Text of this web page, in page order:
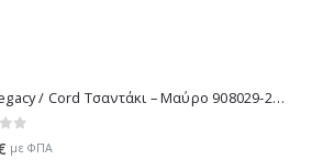
Polo Legacy / Cord Τσαντάκι – Μαύρο 908029-2000 2022
με ΦΠΑ